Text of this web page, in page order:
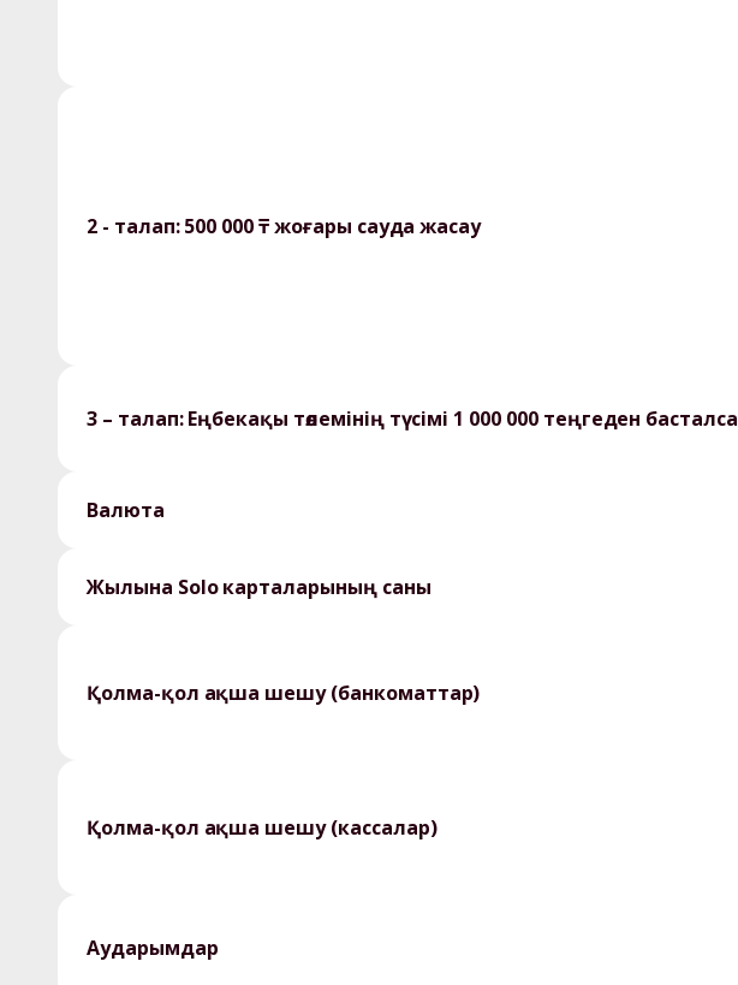
2 - талап: 500 000 ₸ жоғары сауда жасау
3 – талап: Еңбекақы төлемінің түсімі 1 000 000 теңгеден басталса
Валюта
Жылына Solo карталарының саны
Қолма-қол ақша шешу (банкоматтар)
Қолма-қол ақша шешу (кассалар)
Аударымдар